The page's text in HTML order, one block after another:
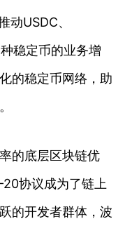
动USDC、
稳定币的业务增
的稳定币网络，助
的底层区块链优
协议成为了链上
的开发者群体，波